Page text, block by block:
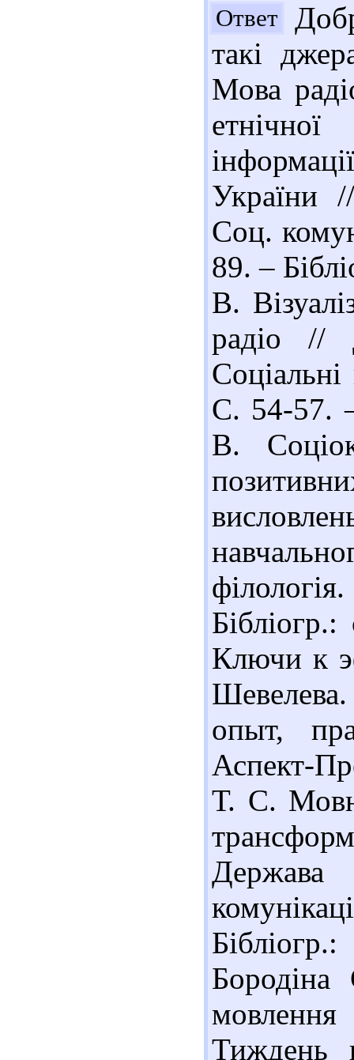
Ответ
такі
Мова
України
Соц.
89. –
В.
радіо //
С. 54-57.
В.
Ключи к
опыт,
Аспект-
Т. С.
Тиждень